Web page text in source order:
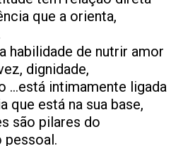
que a orienta,
habilidade de nutrir amor
dignidade,
…está intimamente ligada
que está na sua base,
são pilares do
pessoal.